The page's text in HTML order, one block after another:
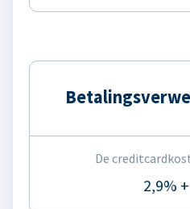
De
2,9%